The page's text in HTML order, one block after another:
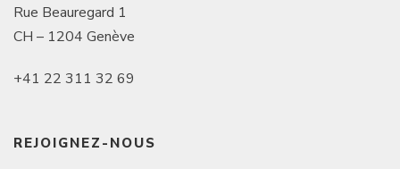
Rue Beauregard 1
CH – 1204 Genève
+41 22 311 32 69
REJOIGNEZ-NOUS